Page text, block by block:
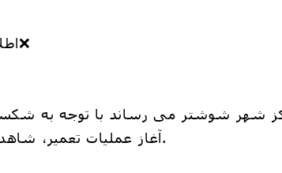
❌اطلاعیه افت فشار آب در مرکز شهر شوشتر❌
آغاز عملیات تعمیر، شاهد افت فشار آب در برخی محلات خواهیم بود.